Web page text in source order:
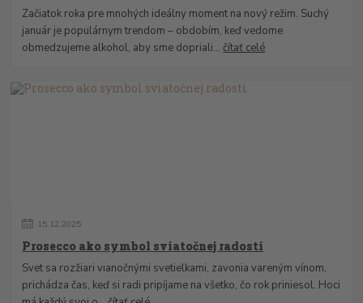
Začiatok roka pre mnohých ideálny moment na nový režim. Suchý
január je populárnym trendom – obdobím, keď vedome
obmedzujeme alkohol, aby sme dopriali...čítať celé
15. 12.2025
Prosecco ako symbol sviatočnej radosti
Svet sa rozžiari vianočnými svetielkami, zavonia vareným vínom,
prichádza čas, keď si radi pripíjame na všetko, čo rok priniesol. Hoci